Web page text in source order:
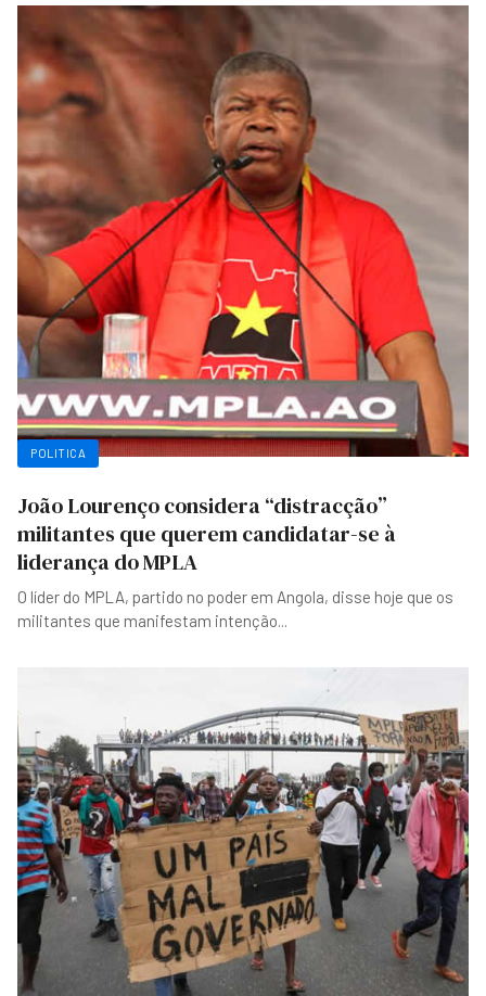
POLITICA
João Lourenço considera “distracção”
militantes que querem candidatar-se à
liderança do MPLA
O líder do MPLA, partido no poder em Angola, disse hoje que os
militantes que manifestam intenção...